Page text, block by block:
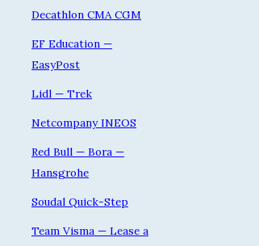
Decathlon CMA CGM
EF Education —
EasyPost
Lidl — Trek
Netcompany INEOS
Red Bull — Bora —
Hansgrohe
Soudal Quick-Step
Team Visma — Lease a